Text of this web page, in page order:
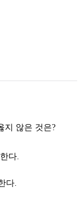
다.
다.